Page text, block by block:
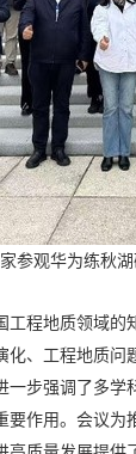
参观华为练秋
工程地质领域的
化、工程地质问
一步强调了多学
要作用。会议为